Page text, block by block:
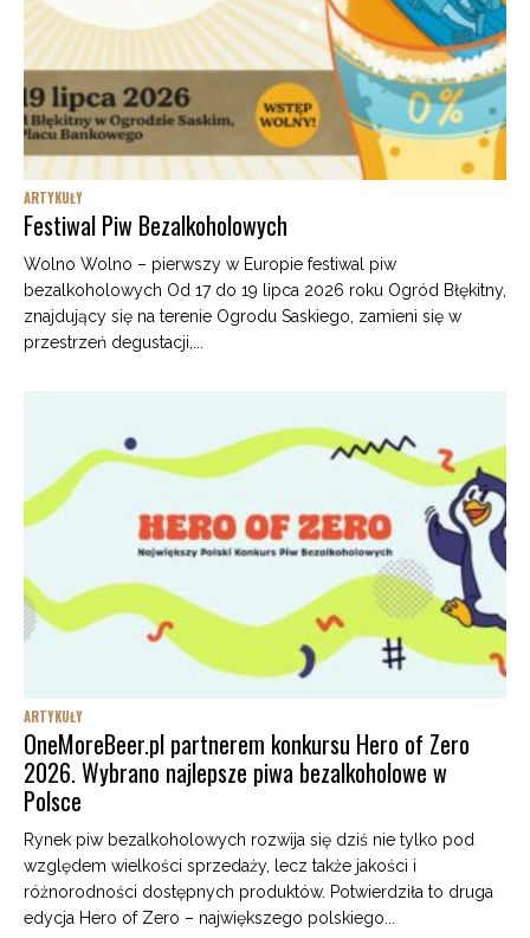
ARTYKUŁY
Festiwal Piw Bezalkoholowych
Wolno Wolno – pierwszy w Europie festiwal piw
bezalkoholowych Od 17 do 19 lipca 2026 roku Ogród Błękitny,
znajdujący się na terenie Ogrodu Saskiego, zamieni się w
przestrzeń degustacji,...
ARTYKUŁY
OneMoreBeer.pl partnerem konkursu Hero of Zero
2026. Wybrano najlepsze piwa bezalkoholowe w
Polsce
Rynek piw bezalkoholowych rozwija się dziś nie tylko pod
względem wielkości sprzedaży, lecz także jakości i
różnorodności dostępnych produktów. Potwierdziła to druga
edycja Hero of Zero – największego polskiego...